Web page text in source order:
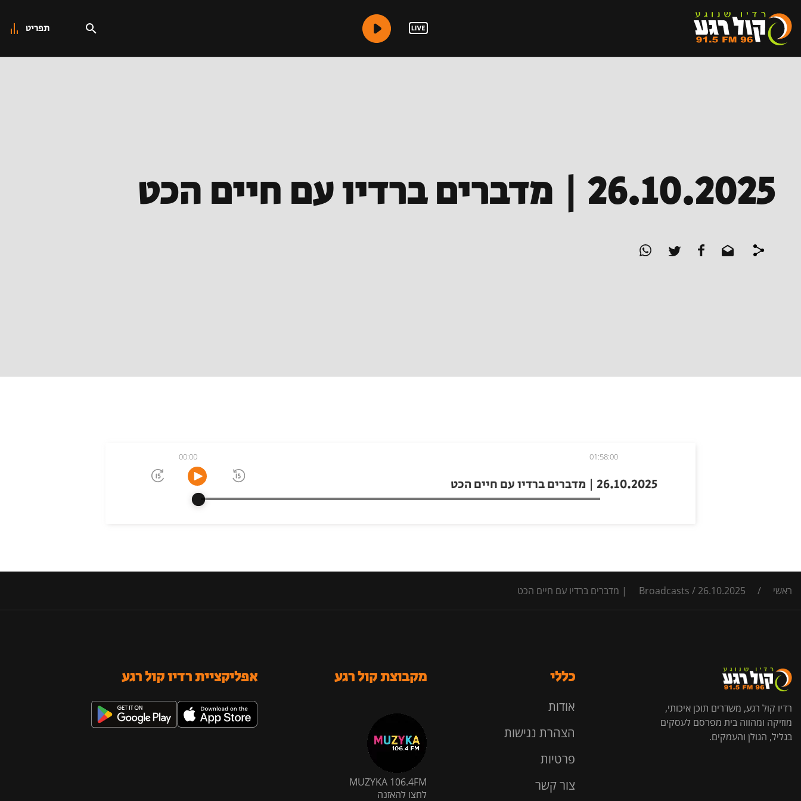
תפריט
26.10.2025 | מדברים ברדיו עם חיים הכט
26.10.2025 | מדברים ברדיו עם חיים הכט
00:00 01:58:00
ראשי /
Broadcasts / 26.10.2025 | מדברים ברדיו עם חיים הכט
רדיו קול רגע, משדרים תוכן איכותי,
מוזיקה ומהווה בית מפרסם לעסקים
בגליל, הגולן והעמקים.
כללי
אודות
הצהרת נגישות
פרטיות
צור קשר
מקבוצת קול רגע
MUZYKA 106.4FM
לחצו להאזנה
אפליקציית רדיו קול רגע